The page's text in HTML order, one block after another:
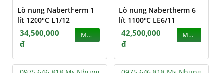
Lò nung Nabertherm 1
lít 1200°C L1/12
34,500,000
đ
MUA
Lò nung Nabertherm 6
lít 1100°C LE6/11
42,500,000
đ
MUA